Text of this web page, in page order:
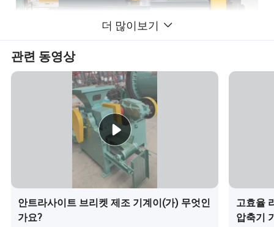
더 많이보기
관련 동영상
안트라사이트 브리켓 제조 기계이(가) 무엇인
가요?
고효율
압축기